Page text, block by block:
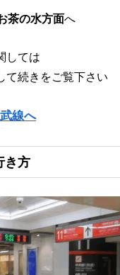
茶の水方面へ
しては
て続きをご覧下さい
線へ
き方